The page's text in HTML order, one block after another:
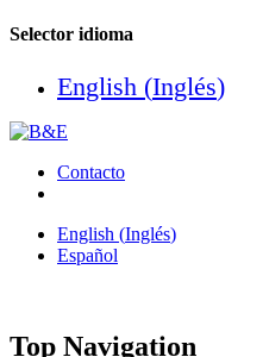
Selector idioma
English (Inglés)
Contacto
English (Inglés)
Español
Top Navigation